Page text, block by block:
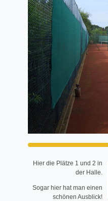
Hier die Plätze 1 und 2 in
der Halle.
Sogar hier hat man einen
schönen Ausblick!